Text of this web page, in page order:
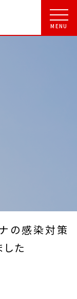
の感染対策
た